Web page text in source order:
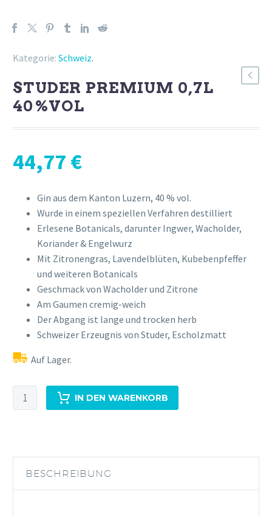
Kategorie: Schweiz.
STUDER PREMIUM 0,7L
40%VOL
44,77 €
Gin aus dem Kanton Luzern, 40 % vol.
Wurde in einem speziellen Verfahren destilliert
Erlesene Botanicals, darunter Ingwer, Wacholder,
Koriander & Engelwurz
Mit Zitronengras, Lavendelblüten, Kubebenpfeffer
und weiteren Botanicals
Geschmack von Wacholder und Zitrone
Am Gaumen cremig-weich
Der Abgang ist lange und trocken herb
Schweizer Erzeugnis von Studer, Escholzmatt
Auf Lager.
Studer
Premium
IN DEN WARENKORB
BESCHREIBUNG